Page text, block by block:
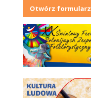
Otwórz formularz